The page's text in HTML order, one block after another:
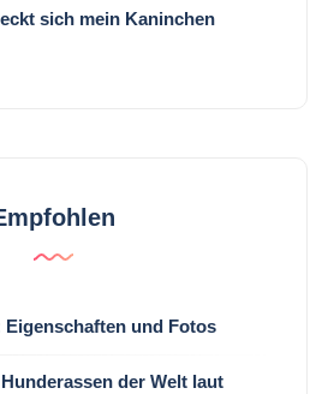
sich mein Kaninchen
und Fotos
der Welt laut